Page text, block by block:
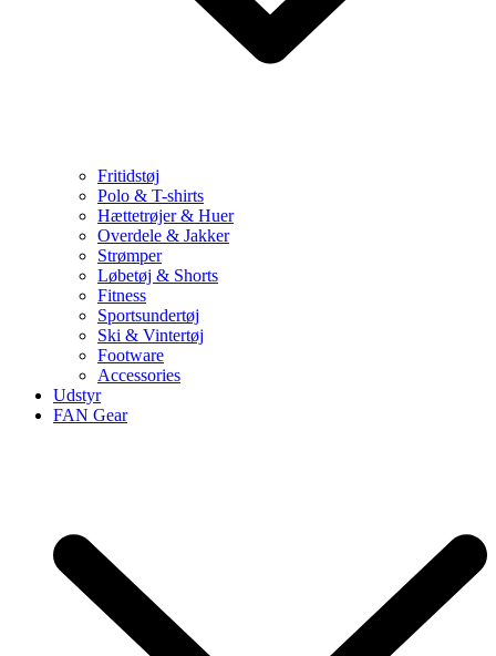
Fritidstøj
Polo & T-shirts
Hættetrøjer & Huer
Overdele & Jakker
Strømper
Løbetøj & Shorts
Fitness
Sportsundertøj
Ski & Vintertøj
Footware
Accessories
Udstyr
FAN Gear